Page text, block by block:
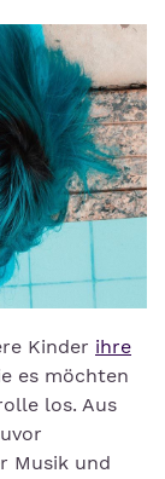
Kinder ihre
es möchten
los. Aus
Musik und